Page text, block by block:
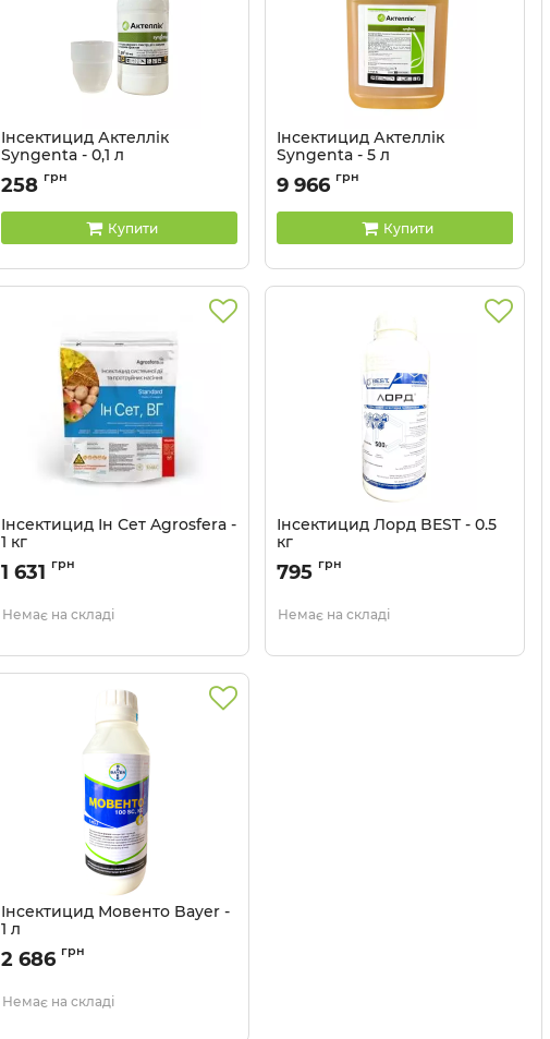
Інсектицид Актеллік
Syngenta - 0,1 л
Артикул: 13023018
258 грн
Купити
Інсектицид Актеллік
Syngenta - 5 л
Артикул: 1302302
9 966 грн
Купити
Інсектицид Ін Сет Agrosfera -
1 кг
Артикул: 13041128
1 631 грн
Немає на складі
Інсектицид Лорд BEST - 0.5
кг
Артикул: 130803
795 грн
Немає на складі
Інсектицид Мовенто Bayer -
1 л
Артикул: 130609
2 686 грн
Немає на складі